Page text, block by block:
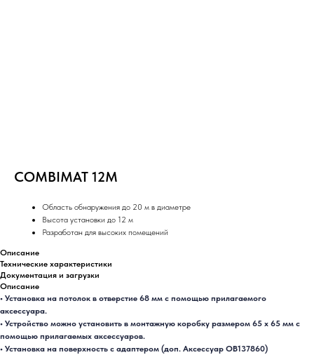
COMBIMAT 12M
Область обнаружения до 20 м в диаметре
Высота установки до 12 м
Разработан для высоких помещений
Описание
Технические характеристики
Документация и загрузки
Описание
• Установка на потолок в отверстие 68 мм с помощью прилагаемого
аксессуара.
• Устройство можно установить в монтажную коробку размером 65 x 65 мм с
помощью прилагаемых аксессуаров.
• Установка на поверхность с адаптером (доп. Аксессуар OB137860)